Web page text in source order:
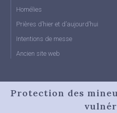
Homélies
Prières d’hier et d’aujourd’hui
Intentions de messe
Ancien site web
Protection des